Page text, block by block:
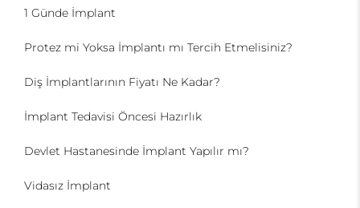
1 Günde İmplant
Protez mi Yoksa İmplantı mı Tercih Etmelisiniz?
Diş İmplantlarının Fiyatı Ne Kadar?
İmplant Tedavisi Öncesi Hazırlık
Devlet Hastanesinde İmplant Yapılır mı?
Vidasız İmplant